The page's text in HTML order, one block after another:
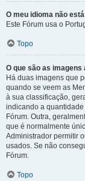
O meu idioma não
Este Fórum usa o
Topo
O que são as imagens
Há duas imagens que
quando se veem as
à sua classificação,
indicando a
Fórum. Outra,
que é normalmente
Administrador permitir
usados. Se não
Fórum.
Topo